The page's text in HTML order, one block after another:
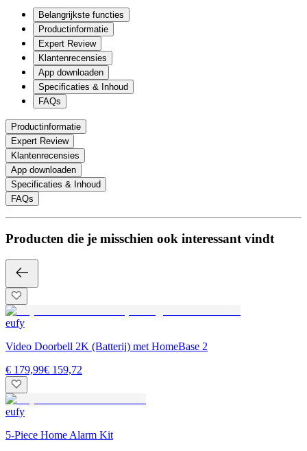
Belangrijkste functies
Productinformatie
Expert Review
Klantenrecensies
App downloaden
Specificaties & Inhoud
FAQs
Productinformatie
Expert Review
Klantenrecensies
App downloaden
Specificaties & Inhoud
FAQs
Producten die je misschien ook interessant vindt
eufy
Video Doorbell 2K (Batterij) met HomeBase 2
€ 179,99€ 159,72
eufy
5-Piece Home Alarm Kit